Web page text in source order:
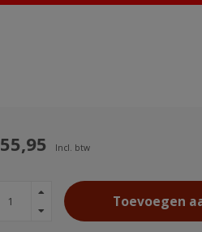
Incl. btw
Toevoegen